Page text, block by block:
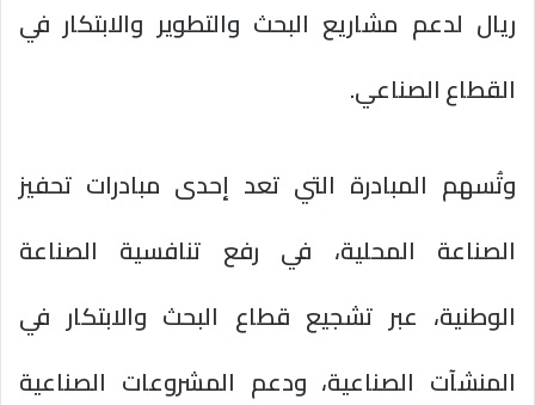
ريال لدعم مشاريع البحث والتطوير والابتكار في
القطاع الصناعي.
وتُسهم المبادرة التي تعد إحدى مبادرات تحفيز
الصناعة المحلية، في رفع تنافسية الصناعة
الوطنية، عبر تشجيع قطاع البحث والابتكار في
المنشآت الصناعية، ودعم المشروعات الصناعية